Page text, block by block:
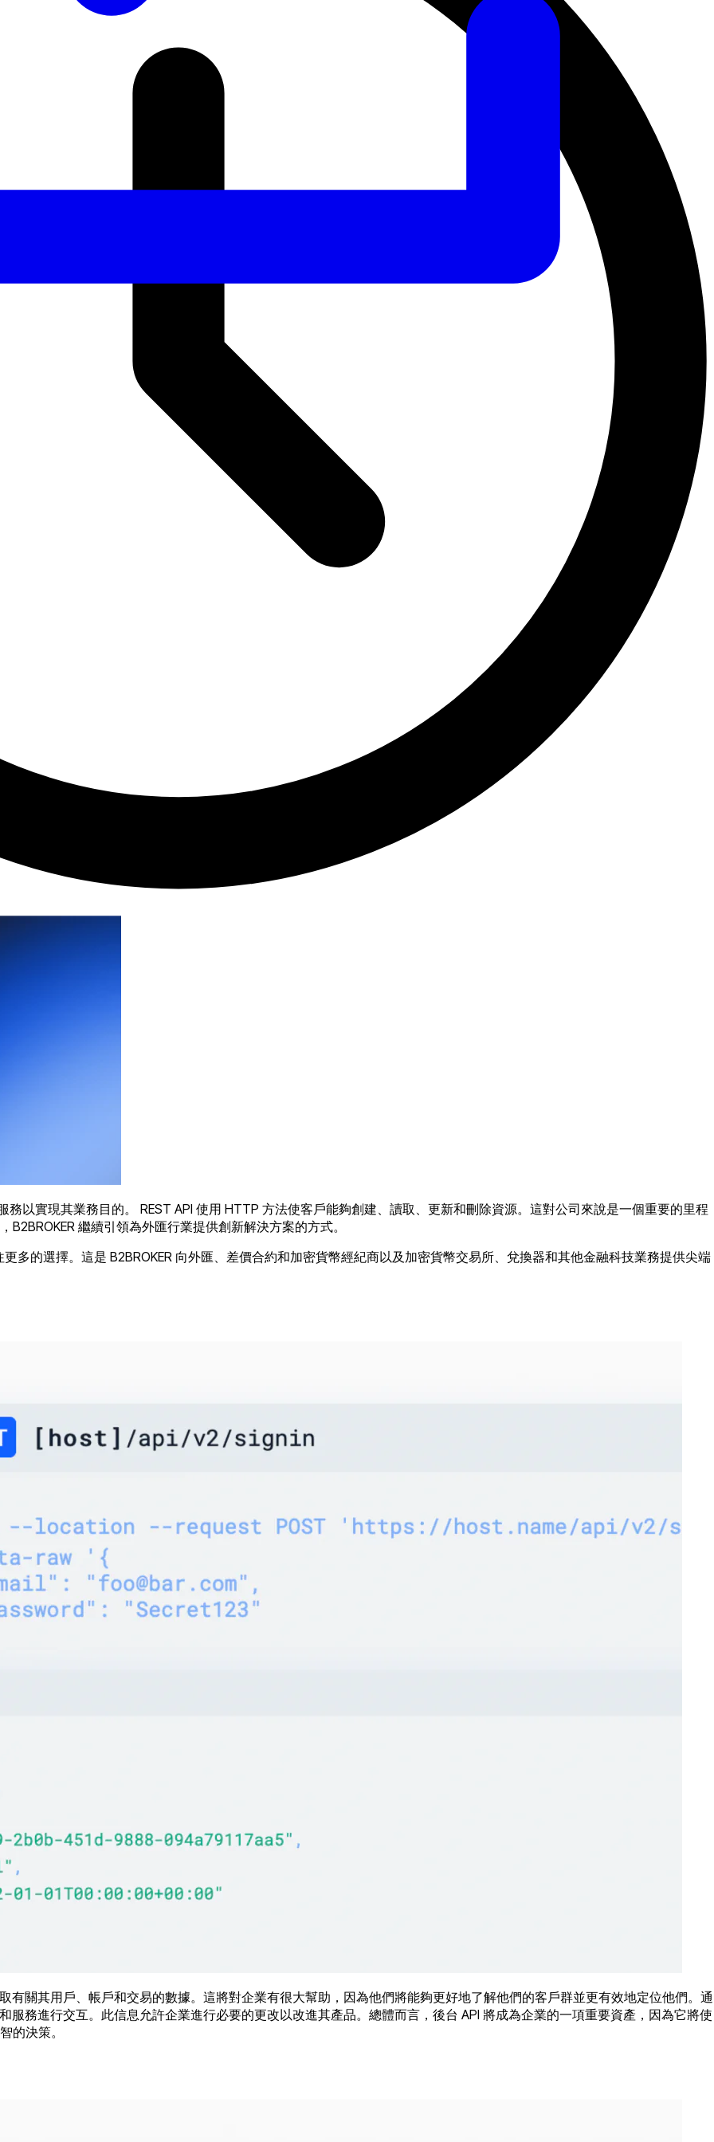
以實現其業務目的。 REST API 使用 HTTP 方法使客戶能夠創建、讀取、更新和刪除資源。這對公司來說是一個重要的里程
繼續引領為外匯行業提供創新解決方案的方式。
多的選擇。這是 B2BROKER 向外匯、差價合約和加密貨幣經紀商以及加密貨幣交易所、兌換器和其他金融科技業務提供尖端
有關其用戶、帳戶和交易的數據。這將對企業有很大幫助，因為他們將能夠更好地了解他們的客戶群並更有效地定位他們。通
服務進行交互。此信息允許企業進行必要的更改以改進其產品。總體而言，後台 API 將成為企業的一項重要資產，因為它將使
的決策。